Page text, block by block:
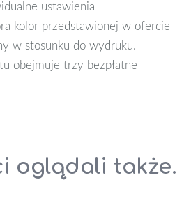
ustawienia
kolor przedstawionej w ofercie
w stosunku do wydruku.
obejmuje trzy bezpłatne
oglądali także.